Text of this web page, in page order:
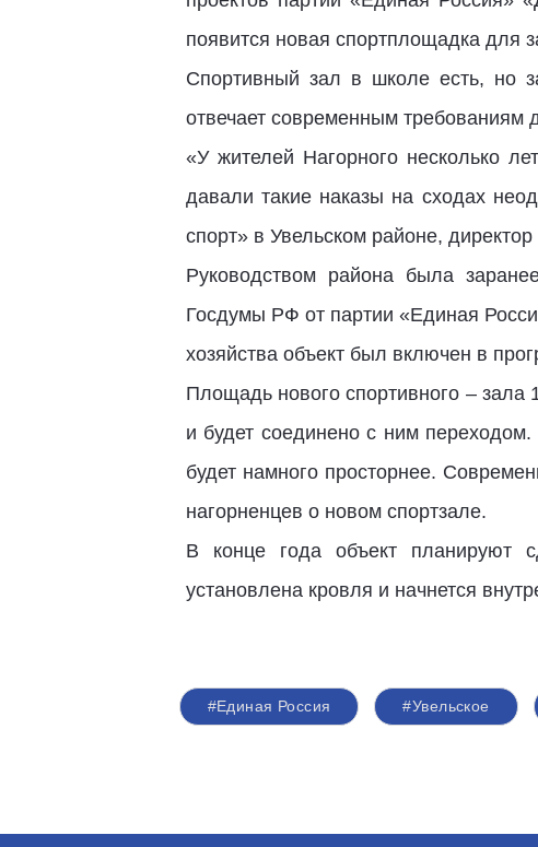
появится новая спортплощадка для
Спортивный зал в школе есть, но
отвечает современным требованиям
«У жителей Нагорного несколько
давали такие наказы на сходах
спорт» в Увельском районе,
Руководством района была
Госдумы РФ от партии «Единая
хозяйства объект был включен в
Площадь нового спортивного –
и будет соединено с ним
будет намного просторнее.
нагорненцев о новом спортзале.
В конце года объект планируют
установлена кровля и начнется
#Единая Россия #Увельское